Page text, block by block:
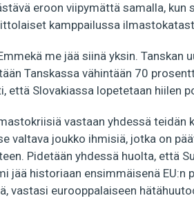
eroon viipymättä samalla, kun
kamppailussa
me jää siinä yksin. Tanskan
Tanskassa vähintään 70
että Slovakiassa lopetetaan hiilen
vastaan yhdessä teidän
valtava joukko ihmisiä, jotka on
Pidetään yhdessä huolta, että
jää historiaan ensimmäisenä EU:n
vastasi eurooppalaiseen